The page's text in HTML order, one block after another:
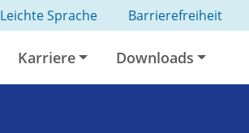
Leichte Sprache Barrierefreiheit
Karriere Downloads